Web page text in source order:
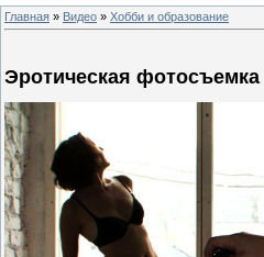
Главная » Видео » Хобби и образование
Эротическая фотосъемка